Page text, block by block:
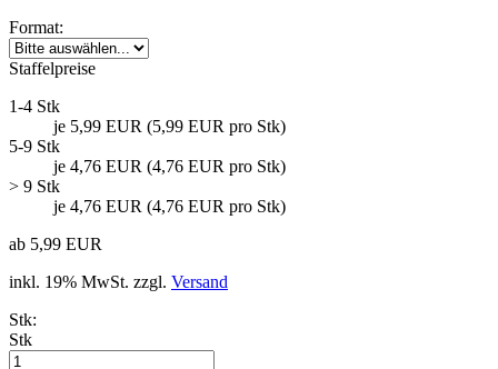
Format:
Staffelpreise
1-4 Stk
je 5,99 EUR (5,99 EUR pro Stk)
5-9 Stk
je 4,76 EUR (4,76 EUR pro Stk)
> 9 Stk
je 4,76 EUR (4,76 EUR pro Stk)
ab 5,99 EUR
inkl. 19% MwSt. zzgl. Versand
Stk:
Stk